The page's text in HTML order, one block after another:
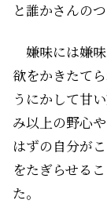
と誰かさんの
嫌味には嫌
欲をかきたて
うにかして甘
み以上の野心
はずの自分が
をたぎらせる
た。